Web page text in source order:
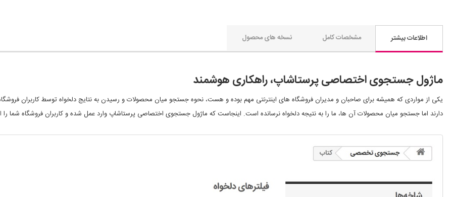
اطلاعات بیشتر مشخصات کامل نسخه های محصول
ماژول جستجوی اختصاصی پرستاشاپ، راهکاری هوشمند
یکی از مواردی که همیشه برای صاحبان و مدیران فروشگاه های اینترنتی مهم بوده و هست، نحوه جستجو میان محصولات و رسیدن به نتایج دلخواه توسط کاربران
دارند اما جستجو میان محصولات آن ها، ما را به نتیجه دلخواه نرسانده است. اینجاست که ماژول جستجوی اختصاصی پرستاشاپ وارد عمل شده و کاربران فروشگاه شما